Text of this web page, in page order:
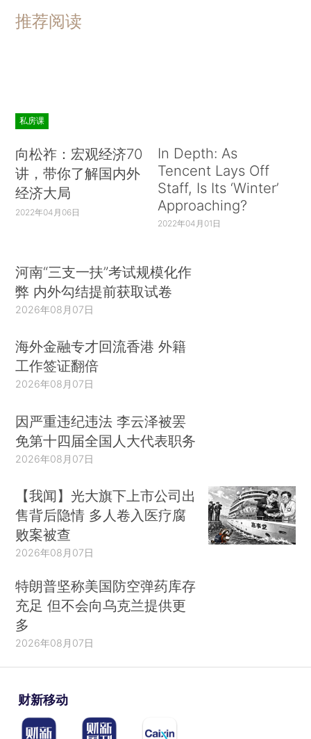
推荐阅读
私房课
向松祚：宏观经济70
讲，带你了解国内外
经济大局
2022年04月06日
In Depth: As
Tencent Lays Off
Staff, Is Its ‘Winter’
Approaching?
2022年04月01日
河南“三支一扶”考试规模化作
弊 内外勾结提前获取试卷
2026年08月07日
海外金融专才回流香港 外籍
工作签证翻倍
2026年08月07日
因严重违纪违法 李云泽被罢
免第十四届全国人大代表职务
2026年08月07日
【我闻】光大旗下上市公司出
售背后隐情 多人卷入医疗腐
败案被查
2026年08月07日
特朗普坚称美国防空弹药库存
充足 但不会向乌克兰提供更
多
2026年08月07日
财新移动